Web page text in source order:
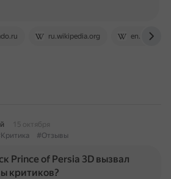
ru.wikipedia.org
15 октября
#Отзывы
Prince of Persia 3D вызвал
критиков?